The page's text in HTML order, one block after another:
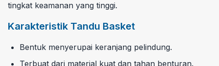
tingkat keamanan yang tinggi.
Karakteristik Tandu Basket
Bentuk menyerupai keranjang pelindung.
Terbuat dari material kuat dan tahan benturan.